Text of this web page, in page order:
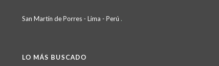
San Martín de Porres - Lima - Perú .
LO MÁS BUSCADO